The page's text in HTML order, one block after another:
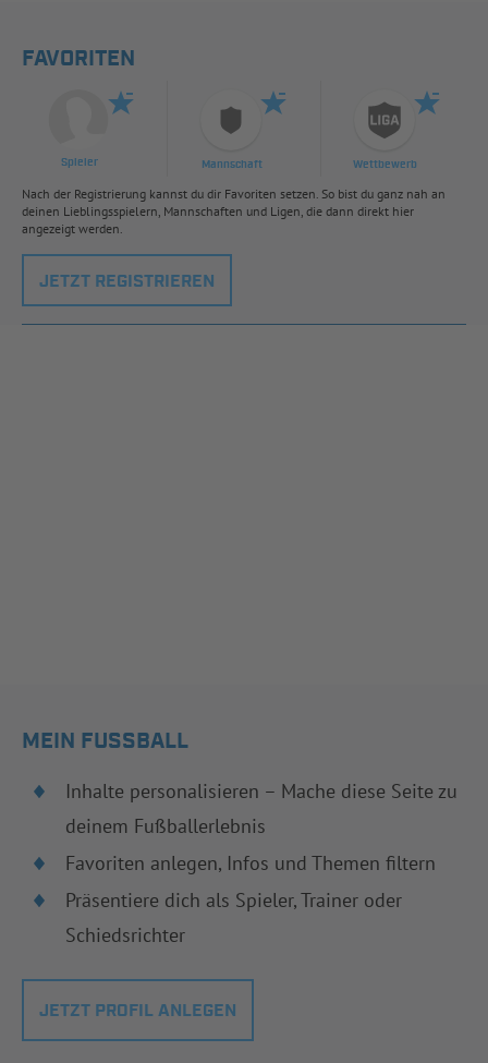
FAVORITEN
Spieler Mannschaft Wettbewerb
Nach der Registrierung kannst du dir Favoriten setzen. So bist du ganz nah an
deinen Lieblingsspielern, Mannschaften und Ligen, die dann direkt hier
angezeigt werden.
JETZT REGISTRIEREN
MEIN FUSSBALL
Inhalte personalisieren – Mache diese Seite zu
deinem Fußballerlebnis
Favoriten anlegen, Infos und Themen filtern
Präsentiere dich als Spieler, Trainer oder
Schiedsrichter
JETZT PROFIL ANLEGEN